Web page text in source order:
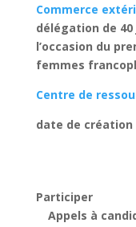
Commerce
délégation de
l’occasion du
femmes
Centre de
date de création
Participer
Appels à